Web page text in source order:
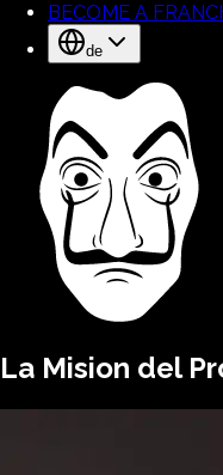
BECOME A
de
La Mision del